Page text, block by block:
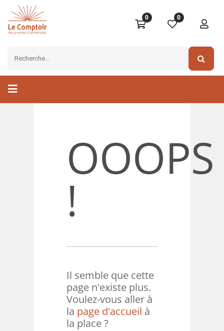
0 0
OOOPS
!
Il semble que cette
page n'existe plus.
Voulez-vous aller à
la page d'accueil à
la place ?